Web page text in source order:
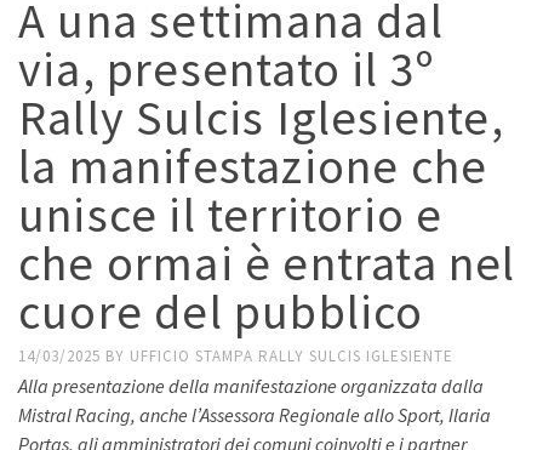
A una settimana dal
via, presentato il 3º
Rally Sulcis Iglesiente,
la manifestazione che
unisce il territorio e
che ormai è entrata nel
cuore del pubblico
14/03/2025 BY UFFICIO STAMPA RALLY SULCIS IGLESIENTE
Alla presentazione della manifestazione organizzata dalla
Mistral Racing, anche l’Assessora Regionale allo Sport, Ilaria
Portas, gli amministratori dei comuni coinvolti e i partner